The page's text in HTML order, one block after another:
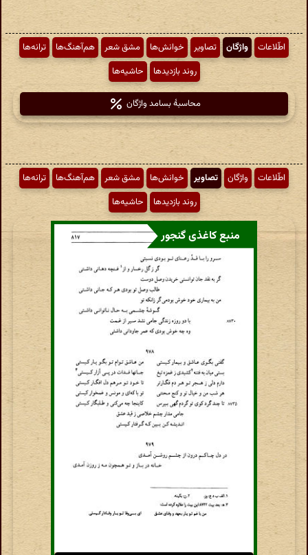
اطّلاعات واژگان تصاویر خوانش‌ها مشق شعر هم‌آهنگ‌ها
ترانه‌ها
روند بازدیدها
حاشیه‌ها
محاسبهٔ بسامد واژگان
اطّلاعات واژگان تصاویر خوانش‌ها مشق شعر هم‌آهنگ‌ها
ترانه‌ها
روند بازدیدها
حاشیه‌ها
منبع کاغذی گنجور